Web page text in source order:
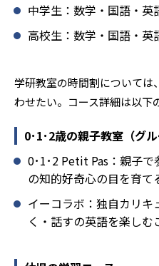
学研教室のデメリットとして
分、生徒によっては物足りな
中学生：数学・国語・英
高校生：数学・国語・英
学研教室の時間割について
わせたい。コース詳細は以下
0･1･2歳の親子教室（グル
0･1･2 Petit Pas：親子で
の知的好奇心の目を育て
イーコラボ：独自カリ
く・話すの英語を楽しむ